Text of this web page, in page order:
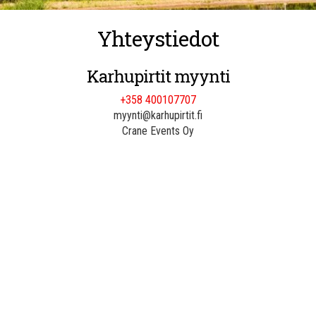
Yhteystiedot
Karhupirtit myynti
+358 400107707
myynti@karhupirtit.fi
Crane Events Oy